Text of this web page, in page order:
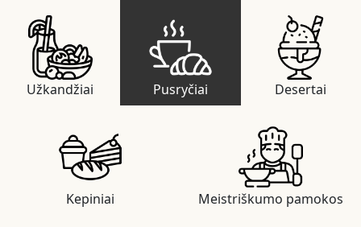
Užkandžiai Pusryčiai Desertai
Kepiniai Meistriškumo pamokos